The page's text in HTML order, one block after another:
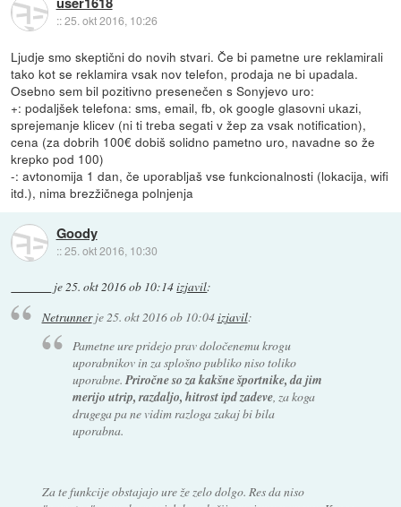
::25. okt 2016, 10:26
Ljudje smo skeptični do novih stvari. Če bi pametne ure reklamirali
tako kot se reklamira vsak nov telefon, prodaja ne bi upadala.
Osebno sem bil pozitivno presenečen s Sonyjevo uro:
+: podaljšek telefona: sms, email, fb, ok google glasovni ukazi,
sprejemanje klicev (ni ti treba segati v žep za vsak notification),
cena (za dobrih 100€ dobiš solidno pametno uro, navadne so že
krepko pod 100)
-: avtonomija 1 dan, če uporabljaš vse funkcionalnosti (lokacija, wifi
itd.), nima brezžičnega polnjenja
Goody
::25. okt 2016, 10:30
je25. okt 2016 ob 10:14izjavil:
Netrunnerje 25. okt 2016 ob 10:04izjavil:
Pametne ure pridejo prav določenemu krogu
uporabnikov in za splošno publiko niso toliko
uporabne. Priročne so za kakšne športnike, da jim
merijo utrip, razdaljo, hitrost ipd zadeve, za koga
drugega pa ne vidim razloga zakaj bi bila
uporabna.
Za te funkcije obstajajo ure že zelo dolgo. Res da niso